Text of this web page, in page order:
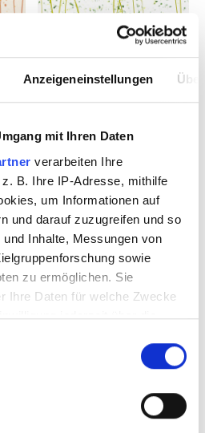
Anzeigeneinstellungen
mit Ihren Daten
verarbeiten Ihre
B. Ihre IP-Adresse, mithilfe
um Informationen auf
und darauf zuzugreifen und so
Inhalte, Messungen von
sowie
zu ermöglichen. Sie
Ihre Daten für welche Zwecke
jederzeit über die
widerrufen
Ihre geografische Lage
00F
7727601